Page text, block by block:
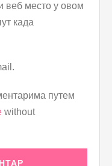
веб место у овом
када
путем
without